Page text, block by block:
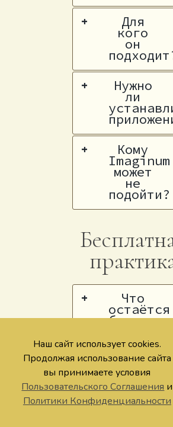
+ Для
кого
он
+ Нужно
ли
+ Кому
Imaginum
может
не
подойти?
+ Что
остаётся
+ Чем
быстрые
расклады
от ИИ-
Наш сайт использует cookies.
Продолжая использование сайта
вы принимаете условия
Пользовательского Соглашения и
Политики Конфиденциальности